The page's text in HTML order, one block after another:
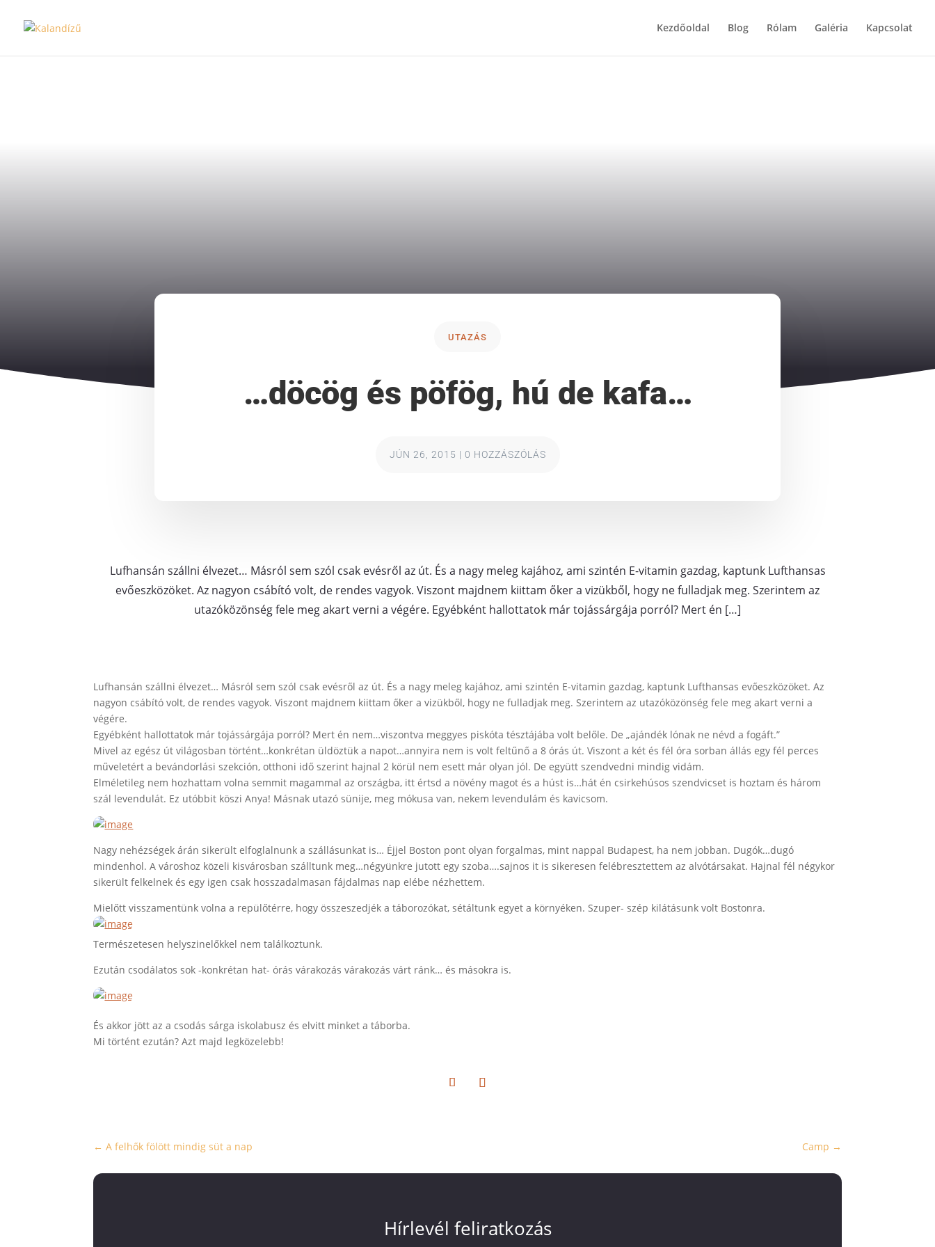
Kezdőoldal Blog Rólam Galéria Kapcsolat
UTAZÁS
…döcög és pöfög, hú de kafa…
JÚN 26, 2015 | 0 HOZZÁSZÓLÁS
Lufhansán szállni élvezet… Másról sem szól csak evésről az út. És a nagy meleg kajához, ami szintén E-vitamin gazdag, kaptunk Lufthansas
evőeszközöket. Az nagyon csábító volt, de rendes vagyok. Viszont majdnem kiittam őker a vizükből, hogy ne fulladjak meg. Szerintem az
utazóközönség fele meg akart verni a végére. Egyébként hallottatok már tojássárgája porról? Mert én […]
Lufhansán szállni élvezet… Másról sem szól csak evésről az út. És a nagy meleg kajához, ami szintén E-vitamin gazdag, kaptunk Lufthansas evőeszközöket. Az
nagyon csábító volt, de rendes vagyok. Viszont majdnem kiittam őker a vizükből, hogy ne fulladjak meg. Szerintem az utazóközönség fele meg akart verni a
végére.
Egyébként hallottatok már tojássárgája porról? Mert én nem…viszontva meggyes piskóta tésztájába volt belőle. De „ajándék lónak ne névd a fogáft.”
Mivel az egész út világosban történt…konkrétan üldöztük a napot…annyira nem is volt feltűnő a 8 órás út. Viszont a két és fél óra sorban állás egy fél perces
műveletért a bevándorlási szekción, otthoni idő szerint hajnal 2 körül nem esett már olyan jól. De együtt szendvedni mindig vidám.
Elméletileg nem hozhattam volna semmit magammal az országba, itt értsd a növény magot és a húst is…hát én csirkehúsos szendvicset is hoztam és három
szál levendulát. Ez utóbbit köszi Anya! Másnak utazó sünije, meg mókusa van, nekem levendulám és kavicsom.
Nagy nehézségek árán sikerült elfoglalnunk a szállásunkat is… Éjjel Boston pont olyan forgalmas, mint nappal Budapest, ha nem jobban. Dugók…dugó
mindenhol. A városhoz közeli kisvárosban szálltunk meg…négyünkre jutott egy szoba….sajnos it is sikeresen felébresztettem az alvótársakat. Hajnal fél négykor
sikerült felkelnek és egy igen csak hosszadalmasan fájdalmas nap elébe nézhettem.
Mielőtt visszamentünk volna a repülőtérre, hogy összeszedjék a táborozókat, sétáltunk egyet a környéken. Szuper- szép kilátásunk volt Bostonra.
Természetesen helyszinelőkkel nem találkoztunk.
Ezután csodálatos sok -konkrétan hat- órás várakozás várakozás várt ránk… és másokra is.
És akkor jött az a csodás sárga iskolabusz és elvitt minket a táborba.
Mi történt ezután? Azt majd legközelebb!
←A felhők fölött mindig süt a nap Camp →
Hírlevél feliratkozás